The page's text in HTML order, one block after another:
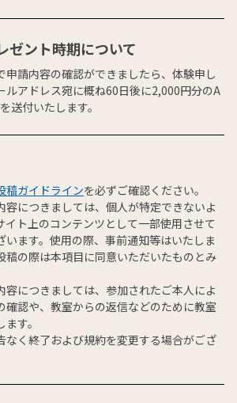
ゼント時期について
申請内容の確認ができましたら、体験申し
ルアドレス宛に概ね60日後に2,000円分のA
送付いたします。
稿ガイドラインを必ずご確認ください。
容につきましては、個人が特定できないよ
イト上のコンテンツとして一部使用させて
います。使用の際、事前通知等はいたしま
稿の際は本項目に同意いただいたものとみ
容につきましては、参加されたご本人によ
確認や、教室からの返信などのために教室
す。
なく終了および規約を変更する場合がござ